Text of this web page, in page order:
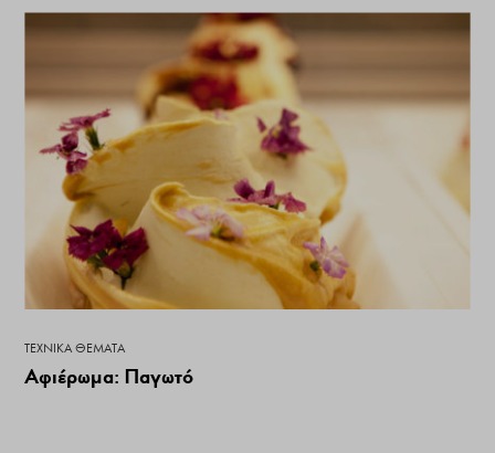
ΤΕΧΝΙΚΆ ΘΈΜΑΤΑ
Αφιέρωμα: Παγωτό